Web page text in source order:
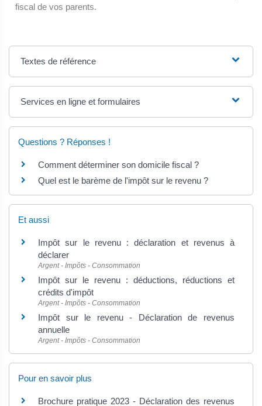
fiscal de vos parents.
Textes de référence
Services en ligne et formulaires
Questions ? Réponses !
Comment déterminer son domicile fiscal ?
Quel est le barème de l'impôt sur le revenu ?
Et aussi
Impôt sur le revenu : déclaration et revenus à
déclarer
Argent - Impôts - Consommation
Impôt sur le revenu : déductions, réductions et
crédits d'impôt
Argent - Impôts - Consommation
Impôt sur le revenu - Déclaration de revenus
annuelle
Argent - Impôts - Consommation
Pour en savoir plus
Brochure pratique 2023 - Déclaration des revenus